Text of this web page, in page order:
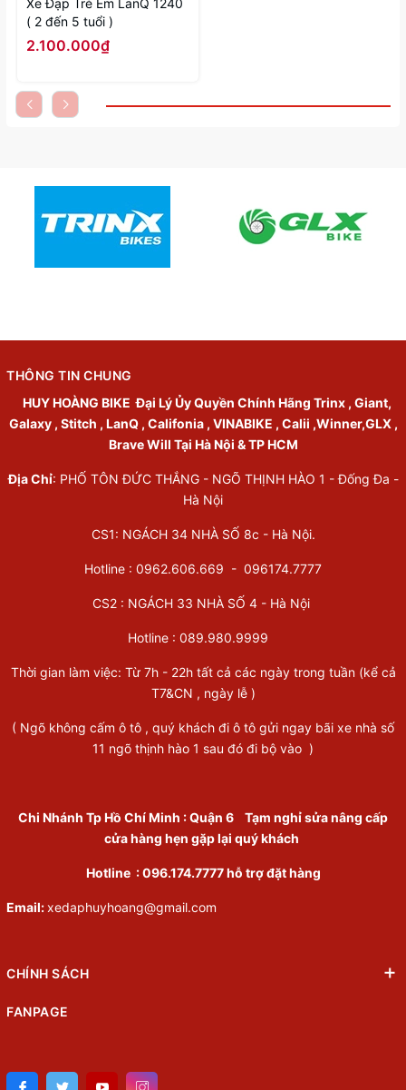
( 2 đến 5 tuổi )
2.100.000₫
THÔNG TIN CHUNG
HUY HOÀNG BIKE Đại Lý Ủy Quyền Chính Hãng Trinx , Giant,
Galaxy , Stitch , LanQ , Califonia , VINABIKE , Calii ,Winner,GLX ,
Brave Will Tại Hà Nội & TP HCM
Địa Chỉ: PHỐ TÔN ĐỨC THẮNG - NGÕ THỊNH HÀO 1 - Đống Đa -
Hà Nội
CS1: NGÁCH 34 NHÀ SỐ 8c - Hà Nội.
Hotline : 0962.606.669 - 096174.7777
CS2 : NGÁCH 33 NHÀ SỐ 4 - Hà Nội
Hotline : 089.980.9999
Thời gian làm việc: Từ 7h - 22h tất cả các ngày trong tuần (kể cả
T7&CN , ngày lễ )
( Ngõ không cấm ô tô , quý khách đi ô tô gửi ngay bãi xe nhà số
11 ngõ thịnh hào 1 sau đó đi bộ vào )
Chi Nhánh Tp Hồ Chí Minh :Quận 6 Tạm nghỉ sửa nâng cấp
cửa hàng hẹn gặp lại quý khách
Hotline : 096.174.7777 hỗ trợ đặt hàng
Email:xedaphuyhoang@gmail.com
CHÍNH SÁCH
FANPAGE